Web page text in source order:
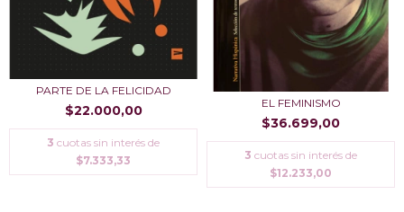
PARTE DE LA FELICIDAD
$22.000,00
3 cuotas sin interés de
$7.333,33
EL FEMINISMO
$36.699,00
3 cuotas sin interés de
$12.233,00